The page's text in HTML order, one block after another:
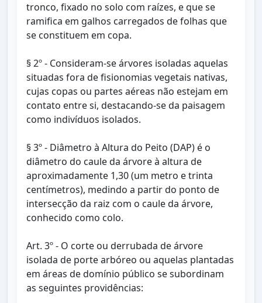
tronco, fixado no solo com raízes, e que se
ramifica em galhos carregados de folhas que
se constituem em copa.
§ 2º - Consideram-se árvores isoladas aquelas
situadas fora de fisionomias vegetais nativas,
cujas copas ou partes aéreas não estejam em
contato entre si, destacando-se da paisagem
como indivíduos isolados.
§ 3º - Diâmetro à Altura do Peito (DAP) é o
diâmetro do caule da árvore à altura de
aproximadamente 1,30 (um metro e trinta
centímetros), medindo a partir do ponto de
intersecção da raiz com o caule da árvore,
conhecido como colo.
Art. 3º - O corte ou derrubada de árvore
isolada de porte arbóreo ou aquelas plantadas
em áreas de domínio público se subordinam
as seguintes providências: